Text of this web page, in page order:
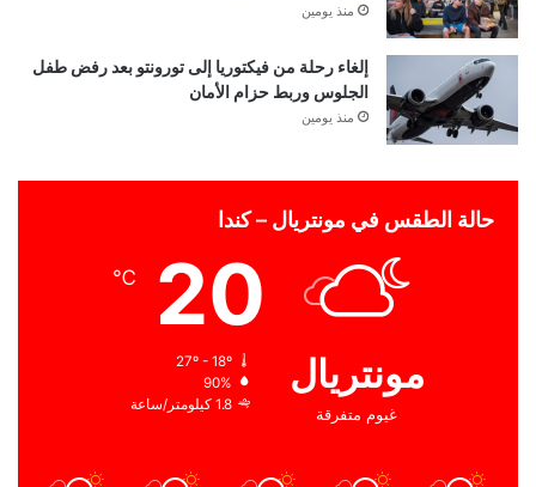
منذ يومين
إلغاء رحلة من فيكتوريا إلى تورونتو بعد رفض طفل
الجلوس وربط حزام الأمان
منذ يومين
حالة الطقس في مونتريال – كندا
مونتريال
غيوم متفرقة
20
℃
27º - 18º
90%
1.8 كيلومتر/ساعة